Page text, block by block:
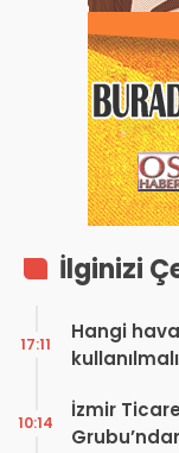
İlginizi
Hangi
17:11
İzmir
10:14